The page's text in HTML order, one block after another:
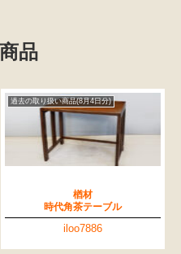
品
過去の取り扱い商品(8月4日分)
楢材
時代角茶テーブル
iloo7886